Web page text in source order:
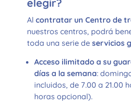
elegir?
Al contratar un Centro de
nuestros centros, podrá
toda una serie de servicios
Acceso ilimitado a su
días a la semana:
incluidos, de 7.00 a 21.00
horas opcional).